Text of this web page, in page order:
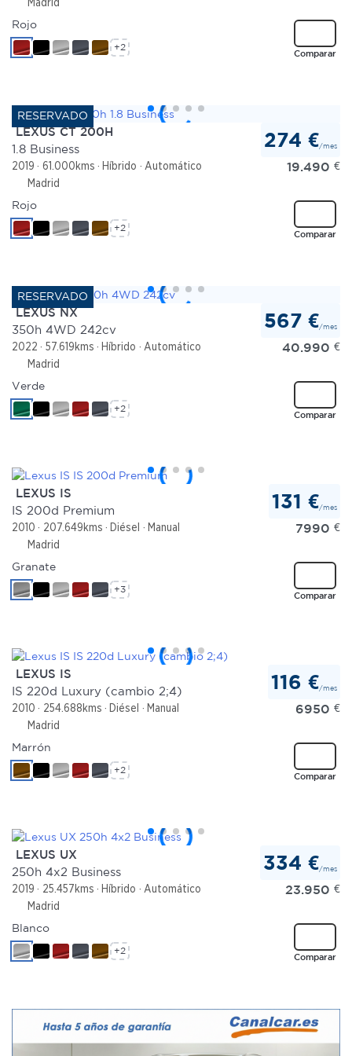
Comparar
Rojo
+2
LEXUS CT 200H
1.8 Business
2019 61.000kms Híbrido
Automático
Madrid
274 €/mes
19.490 €
Comparar
Rojo
+2
LEXUS NX
350h 4WD 242cv
2022 57.619kms Híbrido
Automático
Madrid
567 €/mes
40.990 €
Comparar
Verde
+2
LEXUS IS
IS 200d Premium
2010 207.649kms Diésel
Manual
Madrid
131 €/mes
7990 €
Comparar
Granate
+3
LEXUS IS
IS 220d Luxury (cambio 2;4)
2010 254.688kms Diésel
Manual
Madrid
116 €/mes
6950 €
Comparar
Marrón
+2
LEXUS UX
250h 4x2 Business
2019 25.457kms Híbrido
Automático
Madrid
334 €/mes
23.950 €
Comparar
Blanco
+2